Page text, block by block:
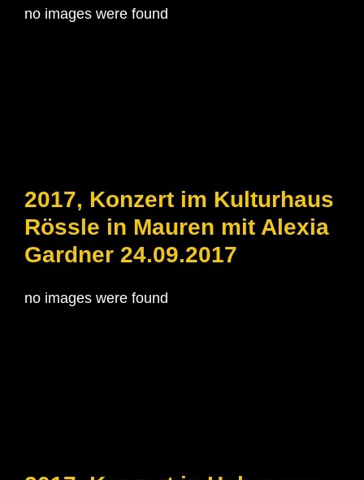
no images were found
2017, Konzert im Kulturhaus
Rössle in Mauren mit Alexia
Gardner 24.09.2017
no images were found